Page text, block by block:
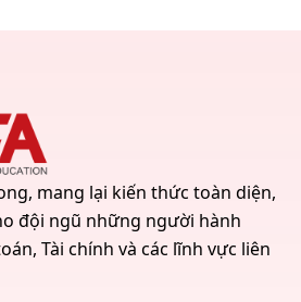
mang lại kiến thức toàn diện,
đội ngũ những người hành
Tài chính và các lĩnh vực liên